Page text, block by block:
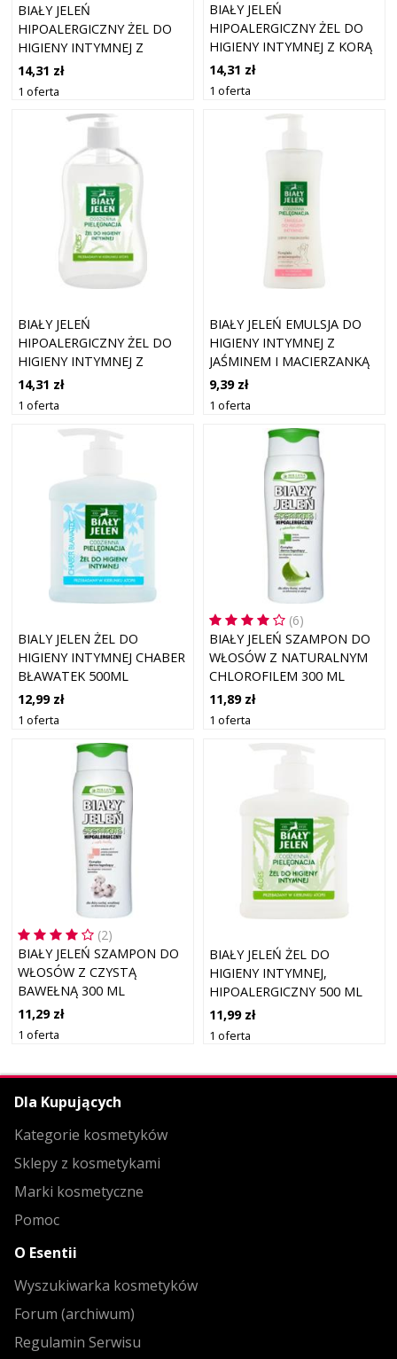
BIAŁY JELEŃ
HIPOALERGICZNY ŻEL DO
HIGIENY INTYMNEJ Z
CHABREM BŁAWATKIEM
500ML
14,31 zł
1 oferta
BIAŁY JELEŃ
HIPOALERGICZNY ŻEL DO
HIGIENY INTYMNEJ Z KORĄ
DĘBU 500ML
14,31 zł
1 oferta
BIAŁY JELEŃ
HIPOALERGICZNY ŻEL DO
HIGIENY INTYMNEJ Z
ALOESEM 500ML
14,31 zł
1 oferta
BIAŁY JELEŃ EMULSJA DO
HIGIENY INTYMNEJ Z
JAŚMINEM I MACIERZANKĄ
265 ML
9,39 zł
1 oferta
BIALY JELEN ŻEL DO
HIGIENY INTYMNEJ CHABER
BŁAWATEK 500ML
12,99 zł
1 oferta
(6)
BIAŁY JELEŃ SZAMPON DO
WŁOSÓW Z NATURALNYM
CHLOROFILEM 300 ML
11,89 zł
1 oferta
(2)
BIAŁY JELEŃ SZAMPON DO
WŁOSÓW Z CZYSTĄ
BAWEŁNĄ 300 ML
11,29 zł
1 oferta
BIAŁY JELEŃ ŻEL DO
HIGIENY INTYMNEJ,
HIPOALERGICZNY 500 ML
11,99 zł
1 oferta
Dla Kupujących
Kategorie kosmetyków
Sklepy z kosmetykami
Marki kosmetyczne
Pomoc
O Esentii
Wyszukiwarka kosmetyków
Forum (archiwum)
Regulamin Serwisu